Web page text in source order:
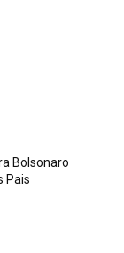
Bolsonaro
Pais